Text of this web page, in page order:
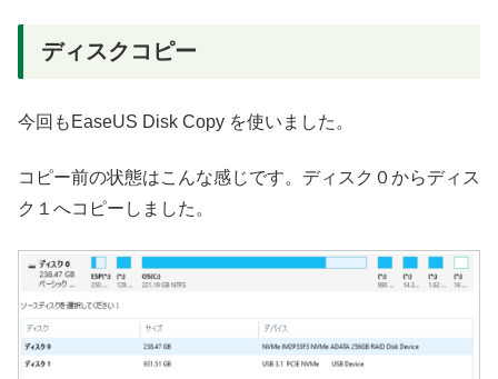
ディスクコピー
今回もEaseUS Disk Copy を使いました。
コピー前の状態はこんな感じです。ディスク０からディス
ク１へコピーしました。